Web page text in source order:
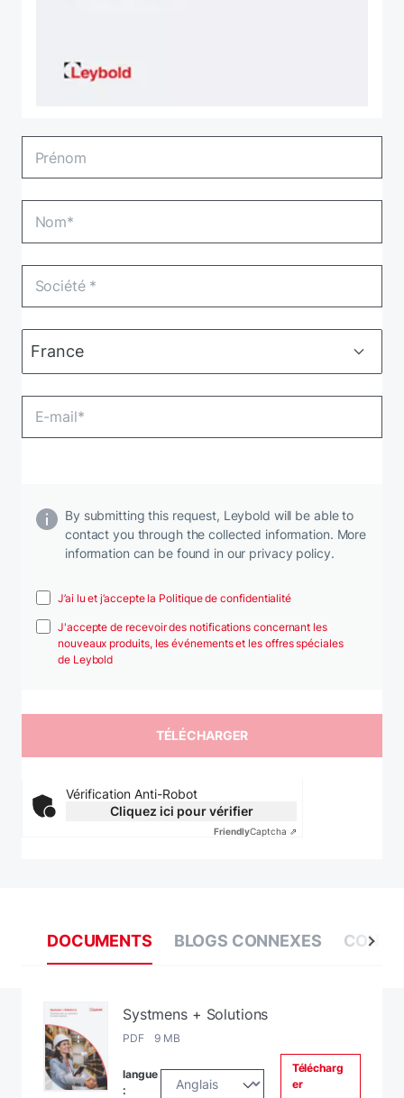
By submitting this request, Leybold will be able to
contact you through the collected information. More
information can be found in our privacy policy.
J’ai lu et j’accepte la Politique de confidentialité
J'accepte de recevoir des notifications concernant les
nouveaux produits, les événements et les offres spéciales
de Leybold
Vérification Anti-Robot
Cliquez ici pour vérifier
FriendlyCaptcha ⇗
DOCUMENTS BLOGS CONNEXES
Systmens + Solutions
PDF 9 MB
langue
:
Télécharg
er